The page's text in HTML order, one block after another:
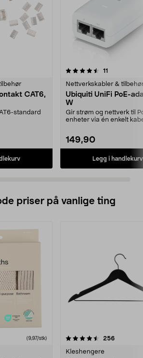
CAT6,
standard
11
Nettverkskabler &
Ubiquiti UniFi PoE-
W
Gir strøm og nettverk til
enheter via én enkelt
149,90
Legg i handlekurv
4.5 av 5 stjerner
priser på vanlige ting
(9,97/stk) 256
Kleshengere
4.5av 5 stjerner